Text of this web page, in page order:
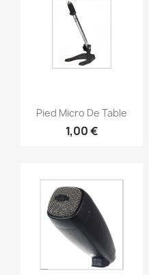
Vorschau
Pied Micro De Table
1,00 €